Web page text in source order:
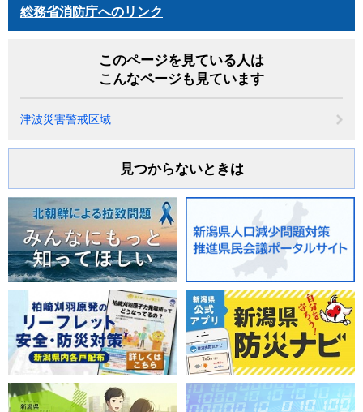
総務省消防庁へのリンク
このページを見ている人は
こんなページも見ています
津波災害警戒区域
見つからないときは